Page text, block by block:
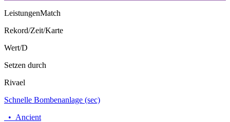
LeistungenMatch
Rekord/Zeit/Karte
Wert/D
Setzen durch
Rivael
Schnelle Bombenanlage (sec)
• Ancient